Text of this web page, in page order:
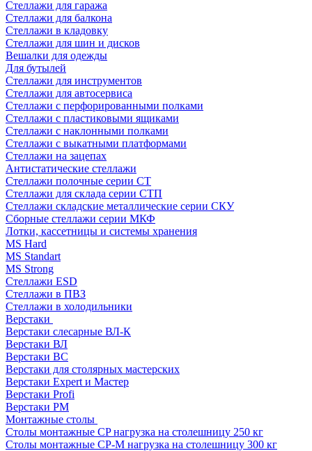
Стеллажи для гаража
Стеллажи для балкона
Стеллажи в кладовку
Стеллажи для шин и дисков
Вешалки для одежды
Для бутылей
Стеллажи для инструментов
Стеллажи для автосервиса
Стеллажи с перфорированными полками
Стеллажи с пластиковыми ящиками
Стеллажи с наклонными полками
Стеллажи с выкатными платформами
Стеллажи на зацепах
Антистатические стеллажи
Стеллажи полочные серии СТ
Стеллажи для склада серии СТП
Стеллажи складские металлические серии СКУ
Сборные стеллажи серии МКФ
Лотки, кассетницы и системы хранения
MS Hard
MS Standart
MS Strong
Стеллажи ESD
Стеллажи в ПВЗ
Стеллажи в холодильники
Верстаки
Верстаки слесарные ВЛ-К
Верстаки ВЛ
Верстаки ВС
Верстаки для столярных мастерских
Верстаки Expert и Мастер
Верстаки Profi
Верстаки РМ
Монтажные столы
Столы монтажные СP нагрузка на столешницу 250 кг
Столы монтажные СР-М нагрузка на столешницу 300 кг